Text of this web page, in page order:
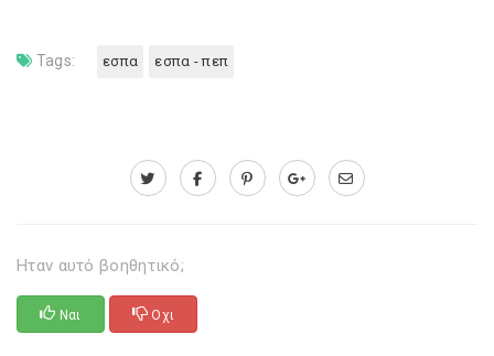
Tags: εσπα εσπα - πεπ
Ηταν αυτό βοηθητικό;
Ναι Οχι